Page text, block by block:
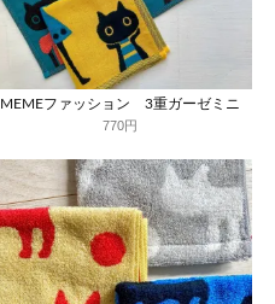
MEMEファッション 3重ガーゼミニ
770円